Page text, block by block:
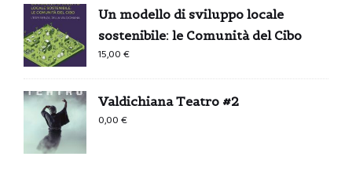
Un modello di sviluppo locale
sostenibile: le Comunità del Cibo
15,00€
Valdichiana Teatro #2
0,00€